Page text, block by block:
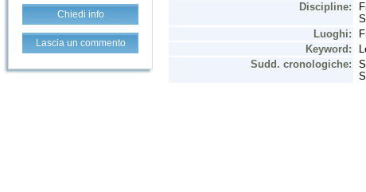
Chiedi info
Lascia un commento